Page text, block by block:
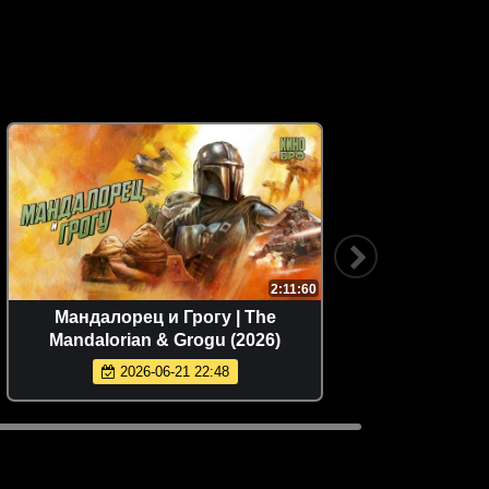
2:11:60
Мандалорец и Грогу | The
Mandalorian & Grogu (2026)
2026-06-21 22:48